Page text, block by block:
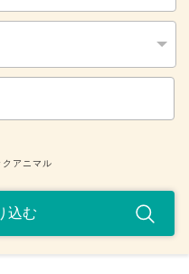
クアニマル